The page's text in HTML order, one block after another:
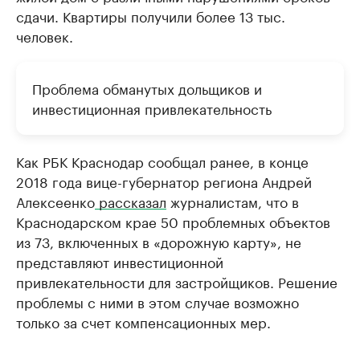
сдачи. Квартиры получили более 13 тыс.
человек.
Проблема обманутых дольщиков и
инвестиционная привлекательность
Как РБК Краснодар сообщал ранее, в конце
2018 года вице-губернатор региона Андрей
Алексеенко рассказал журналистам, что в
Краснодарском крае 50 проблемных объектов
из 73, включенных в «дорожную карту», не
представляют инвестиционной
привлекательности для застройщиков. Решение
проблемы с ними в этом случае возможно
только за счет компенсационных мер.